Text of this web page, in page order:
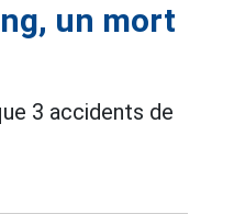
un mort
3 accidents de